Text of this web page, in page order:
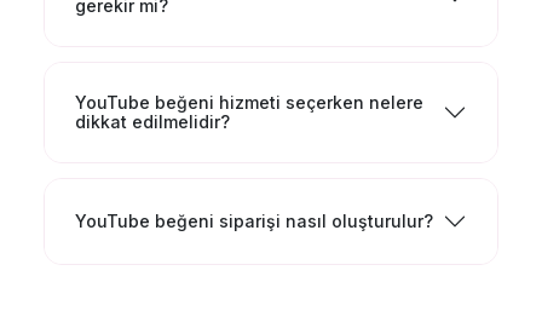
gerekir mi?
YouTube beğeni hizmeti seçerken nelere
dikkat edilmelidir?
YouTube beğeni siparişi nasıl oluşturulur?